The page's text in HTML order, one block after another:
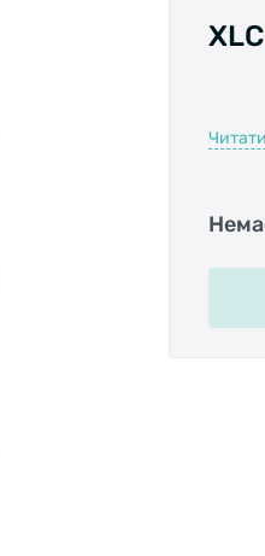
это
для